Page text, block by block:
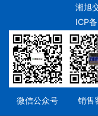
湘旭
ICP
微信公众号 销售